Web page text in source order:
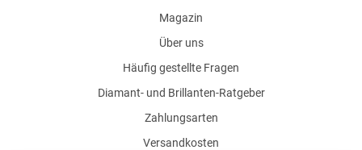
Magazin
Über uns
Häufig gestellte Fragen
Diamant- und Brillanten-Ratgeber
Zahlungsarten
Versandkosten